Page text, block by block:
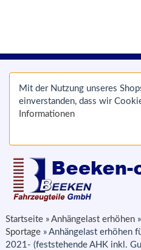
Mit der Nutzung unseres
einverstanden, dass wir
Informationen
Startseite » Anhängelast erhöhen »
Sportage » Anhängelast erhöhen
2021- (feststehende AHK inkl.